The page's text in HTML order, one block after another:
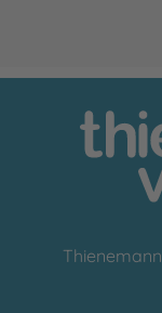
Thienemann